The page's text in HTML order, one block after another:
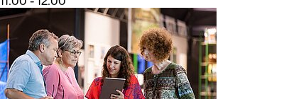
11:00 - 12:00